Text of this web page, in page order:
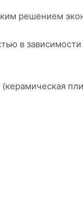
решением
в